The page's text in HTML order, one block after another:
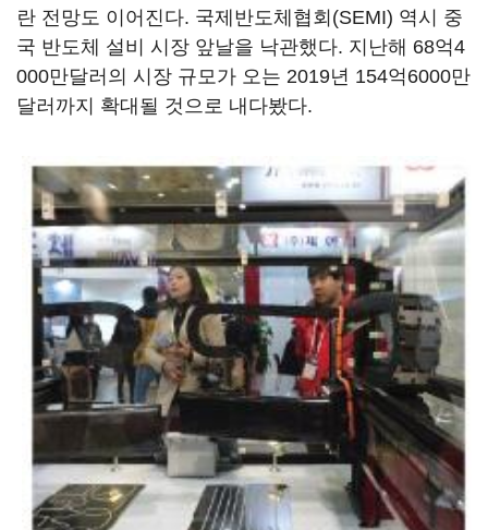
란 전망도 이어진다. 국제반도체협회(SEMI) 역시 중
국 반도체 설비 시장 앞날을 낙관했다. 지난해 68억4
000만달러의 시장 규모가 오는 2019년 154억6000만
달러까지 확대될 것으로 내다봤다.